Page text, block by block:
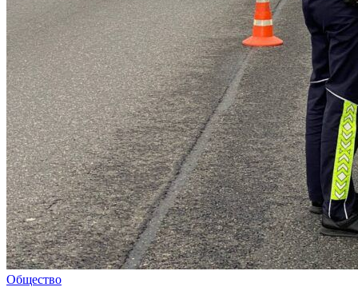
Общество